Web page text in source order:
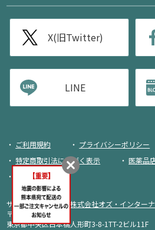
X(旧Twitter)
LINE
ご利用規約
プライバシーポリシー
特定商取引法に基づく表示
医薬品
荷物追跡
サイト運営・企画： 株式会社オズ・インター
〒103-0013
東京都中央区日本橋人形町3-8-1TT-2ビル11F